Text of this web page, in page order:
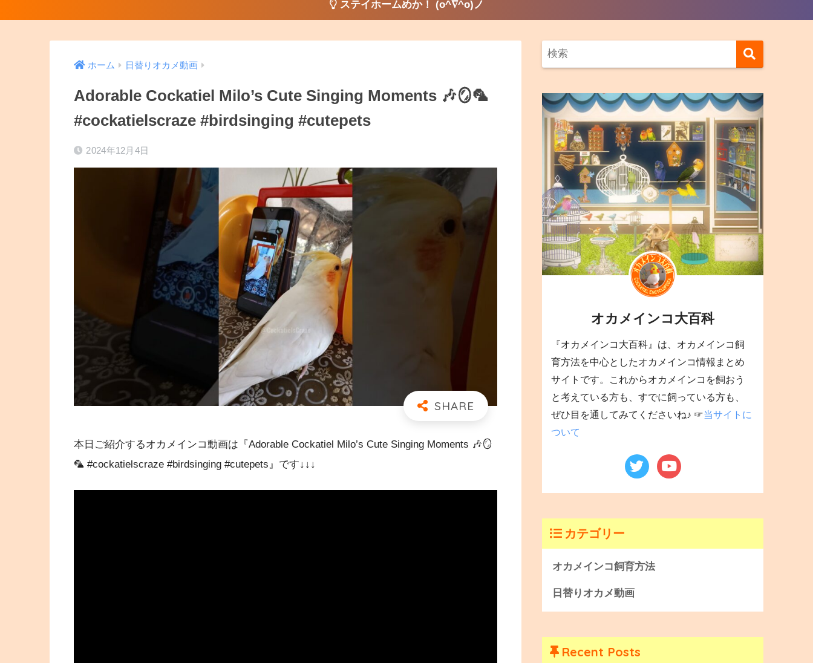
ステイホームめか！ (o^∇^o)ノ
ホーム 日替りオカメ動画
Adorable Cockatiel Milo’s Cute Singing Moments 🎶🪞🦜
#cockatielscraze #birdsinging #cutepets
2024年12月4日
本日ご紹介するオカメインコ動画は『Adorable Cockatiel Milo’s Cute Singing Moments 🎶🪞
🦜 #cockatielscraze #birdsinging #cutepets』です↓↓↓
オカメインコ大百科
『オカメインコ大百科』は、オカメインコ飼
育方法を中心としたオカメインコ情報まとめ
サイトです。これからオカメインコを飼おう
と考えている方も、すでに飼っている方も、
ぜひ目を通してみてくださいね♪ ☞当サイトに
ついて
カテゴリー
オカメインコ飼育方法
日替りオカメ動画
Recent Posts